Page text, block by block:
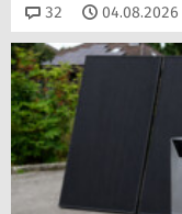
32 Kommentare
04.08.2026